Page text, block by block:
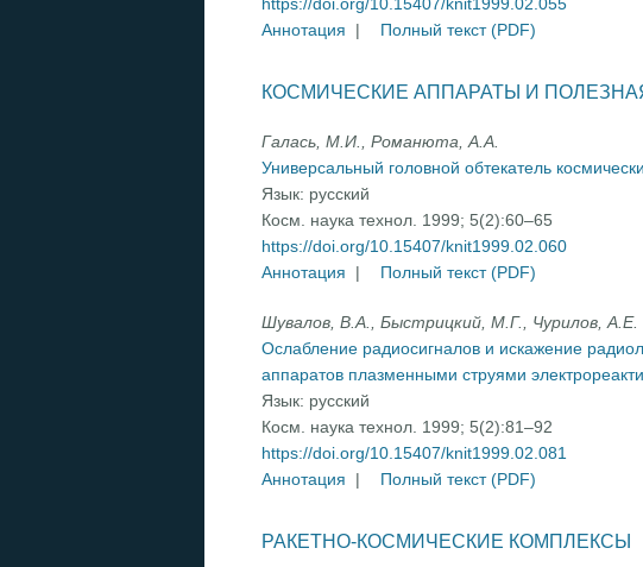
https://doi.org/10.15407/knit1999.02.055
Аннотация
| Полный текст (PDF)
КОСМИЧЕСКИЕ АППАРАТЫ И
Галась, М.И., Романюта, А.А.
Универсальный головной обтекатель
Язык: русский
Косм. наука технол. 1999; 5(2):60–65
https://doi.org/10.15407/knit1999.02.060
Аннотация
| Полный текст (PDF)
Шувалов, В.А., Быстрицкий, М.Г., Чурилов, А.Е.
Ослабление радиосигналов и искажение
аппаратов плазменными струями
Язык: русский
Косм. наука технол. 1999; 5(2):81–92
https://doi.org/10.15407/knit1999.02.081
Аннотация
| Полный текст (PDF)
РАКЕТНО-КОСМИЧЕСКИЕ КОМПЛЕКСЫ